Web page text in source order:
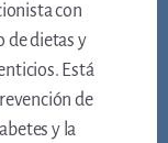
con
de dietas y
Está
de
y la